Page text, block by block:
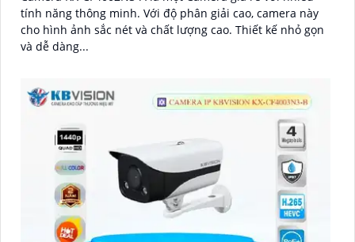
tính năng thông minh. Với độ phân giải cao, camera này
cho hình ảnh sắc nét và chất lượng cao. Thiết kế nhỏ gọn
và dễ dàng...